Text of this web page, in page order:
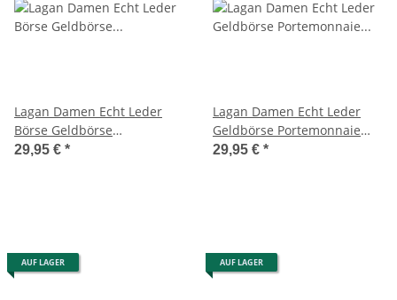
Lagan Damen Echt Leder
Börse Geldbörse
Portemonnaie Geldbeutel
29,95 € *
Lagan Damen Echt Leder
Geldbörse Portemonnaie
Geldbeutel Brieftasche
29,95 € *
AUF LAGER AUF LAGER